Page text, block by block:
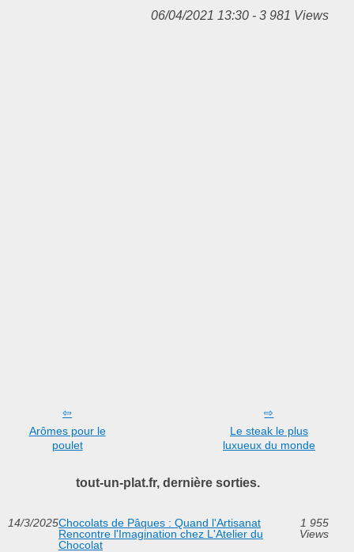
06/04/2021 13:30 - 3 981 Views
Arômes pour le
poulet
Le steak le plus
luxueux du monde
tout-un-plat.fr, dernière sorties.
14/3/2025Chocolats de Pâques : Quand l'Artisanat
Rencontre l'Imagination chez L'Atelier du
Chocolat
1 955
Views